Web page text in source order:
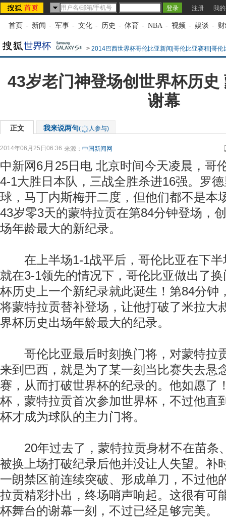
注册 我
首页 - 新闻 - 军事 - 文化 - 历史 - 体育 - NBA - 视频 - 娱谈 -
> 2014巴西世界杯哥伦比亚新闻|哥伦比亚赛程|哥伦
43岁老门神登场创世界杯历史
谢幕
正文 我来说两句( 人参与)
2014年06月25日06:36 来源： 中国新闻网
中新网6月25日电 北京时间今天凌晨，哥
4-1大胜日本队，三战全胜杀进16强。罗
球，马丁内斯梅开二度，但他们都不是本
43岁零3天的蒙特拉贡在第84分钟登场，
场年龄最大的新纪录。
在上半场1-1战平后，哥伦比亚在下半
就在3-1领先的情况下，哥伦比亚做出了
杯历史上一个新纪录就此诞生！第84分钟
将蒙特拉贡替补登场，让他打破了米拉大
界杯历史出场年龄最大的纪录。
哥伦比亚最后时刻换门将，对蒙特拉
来到巴西，就是为了某一刻当比赛失去悬
赛，从而打破世界杯的纪录的。他如愿了
杯，蒙特拉贡首次参加世界杯，不过他直
杯才成为球队的主力门将。
20年过去了，蒙特拉贡身材不在苗条
被换上场打破纪录后他并没让人失望。补
一朗禁区前连续突破、形成单刀，不过他
拉贡精彩扑出，终场哨声响起。这很有可
杯舞台的谢幕一刻，不过已经足够完美。